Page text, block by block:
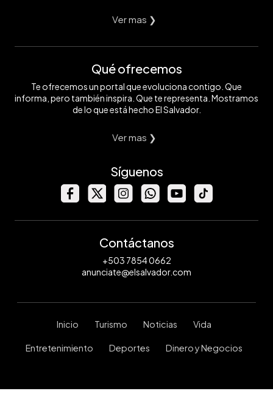
Ver mas ❯
Qué ofrecemos
Te ofrecemos un portal que evoluciona contigo. Que
informa, pero también inspira. Que te representa. Mostramos
de lo que está hecho El Salvador.
Ver mas ❯
Síguenos
Contáctanos
+503 7854 0662
anunciate@elsalvador.com
Inicio Turismo Noticias Vida
Entretenimiento Deportes Dinero y Negocios